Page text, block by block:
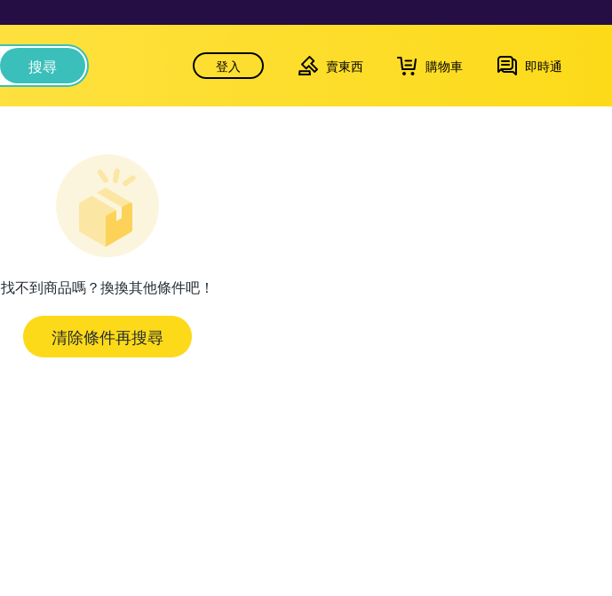
搜尋 登入 賣東西 購物車 即時通
找不到商品嗎？換換其他條件吧！
清除條件再搜尋